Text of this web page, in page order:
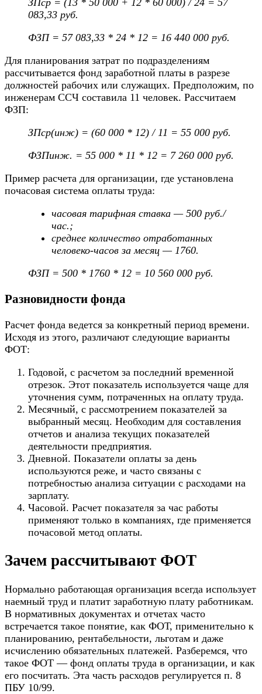
083,33 руб.
ФЗП = 57 083,33 * 24 * 12 = 16 440 000 руб.
Для планирования затрат по подразделениям
рассчитывается фонд заработной платы в разрезе
должностей рабочих или служащих. Предположим, по
инженерам ССЧ составила 11 человек. Рассчитаем
ФЗП:
ЗПср(инж) = (60 000 * 12) / 11 = 55 000 руб.
ФЗПинж. = 55 000 * 11 * 12 = 7 260 000 руб.
Пример расчета для организации, где установлена
почасовая система оплаты труда:
часовая тарифная ставка — 500 руб./
час.;
среднее количество отработанных
человеко-часов за месяц — 1760.
ФЗП = 500 * 1760 * 12 = 10 560 000 руб.
Разновидности фонда
Расчет фонда ведется за конкретный период времени.
Исходя из этого, различают следующие варианты
ФОТ:
Годовой, с расчетом за последний временной
отрезок. Этот показатель используется чаще для
уточнения сумм, потраченных на оплату труда.
Месячный, с рассмотрением показателей за
выбранный месяц. Необходим для составления
отчетов и анализа текущих показателей
деятельности предприятия.
Дневной. Показатели оплаты за день
используются реже, и часто связаны с
потребностью анализа ситуации с расходами на
зарплату.
Часовой. Расчет показателя за час работы
применяют только в компаниях, где применяется
почасовой метод оплаты.
Зачем рассчитывают ФОТ
Нормально работающая организация всегда использует
наемный труд и платит заработную плату работникам.
В нормативных документах и отчетах часто
встречается такое понятие, как ФОТ, применительно к
планированию, рентабельности, льготам и даже
исчислению обязательных платежей. Разберемся, что
такое ФОТ — фонд оплаты труда в организации, и как
его посчитать. Эта часть расходов регулируется п. 8
ПБУ 10/99.